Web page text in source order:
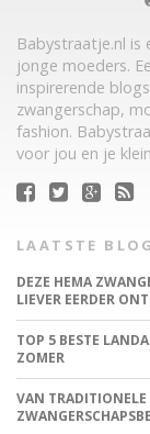
Babystraatje.nl is
jonge moeders.
inspirerende
zwangerschap,
fashion.
voor jou en je
LAATSTE
DEZE HEMA
LIEVER EERDER
TOP 5 BESTE
ZOMER
VAN